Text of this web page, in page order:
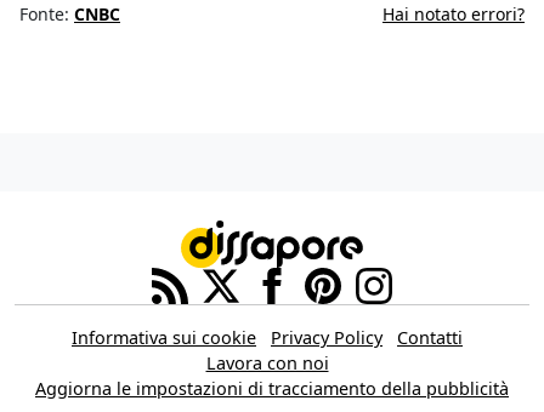
Fonte: CNBC Hai notato errori?
Informativa sui cookie Privacy Policy
Contatti
Lavora con noi
Aggiorna le impostazioni di tracciamento della pubblicità